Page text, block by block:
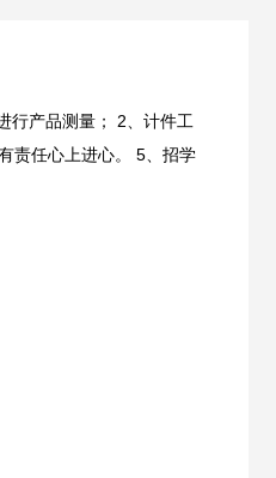
行产品测量； 2、计件工
责任心上进心。 5、招学